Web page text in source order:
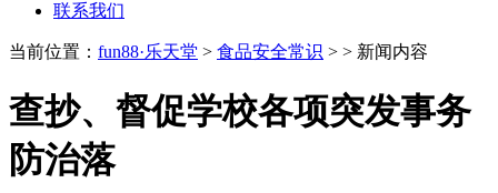
联系我们
当前位置： fun88·乐天堂 > 食品安全常识 > > 新闻内容
查抄、督促学校各项突发事务
防治落